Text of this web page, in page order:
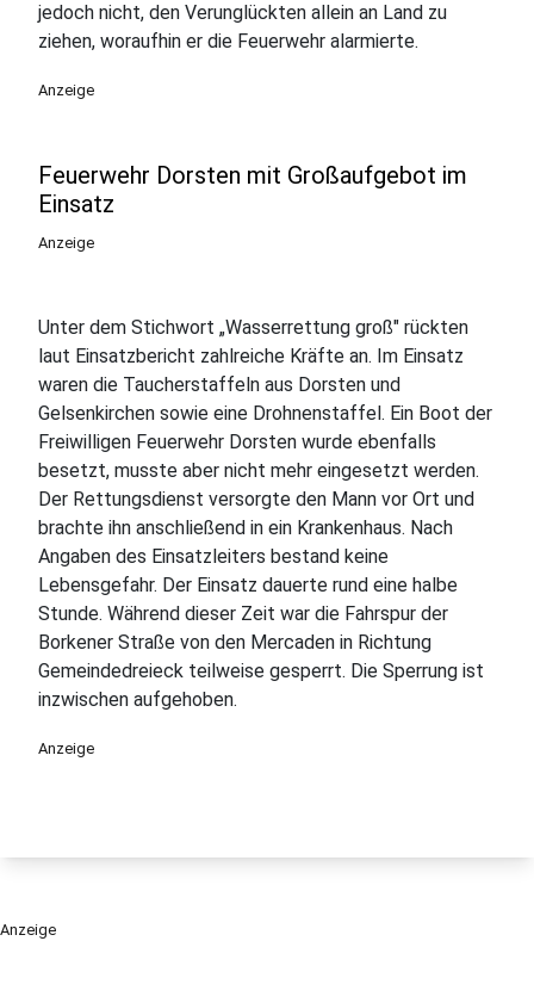
jedoch nicht, den Verunglückten allein an Land zu
ziehen, woraufhin er die Feuerwehr alarmierte.
Anzeige
Feuerwehr Dorsten mit Großaufgebot im
Einsatz
Anzeige
Unter dem Stichwort „Wasserrettung groß" rückten
laut Einsatzbericht zahlreiche Kräfte an. Im Einsatz
waren die Taucherstaffeln aus Dorsten und
Gelsenkirchen sowie eine Drohnenstaffel. Ein Boot der
Freiwilligen Feuerwehr Dorsten wurde ebenfalls
besetzt, musste aber nicht mehr eingesetzt werden.
Der Rettungsdienst versorgte den Mann vor Ort und
brachte ihn anschließend in ein Krankenhaus. Nach
Angaben des Einsatzleiters bestand keine
Lebensgefahr. Der Einsatz dauerte rund eine halbe
Stunde. Während dieser Zeit war die Fahrspur der
Borkener Straße von den Mercaden in Richtung
Gemeindedreieck teilweise gesperrt. Die Sperrung ist
inzwischen aufgehoben.
Anzeige
Anzeige